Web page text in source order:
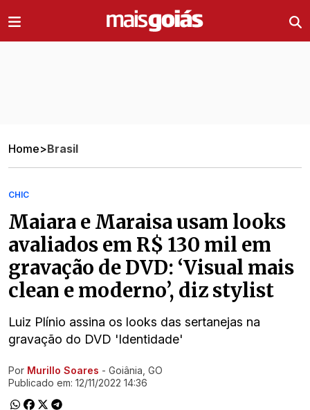
Home>Brasil
CHIC
Maiara e Maraisa usam looks
avaliados em R$ 130 mil em
gravação de DVD: ‘Visual mais
clean e moderno’, diz stylist
Luiz Plínio assina os looks das sertanejas na
gravação do DVD 'Identidade'
Ir direto pra matéria
Por Murillo Soares - Goiânia, GO
Publicado em: 12/11/2022 14:36